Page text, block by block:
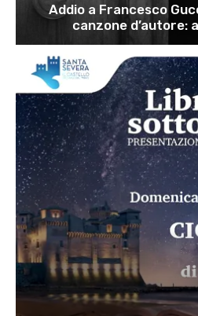
Addio a Francesco
canzone d’autore: